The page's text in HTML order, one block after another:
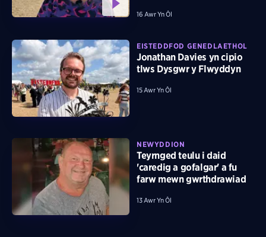
16 Awr Yn Ôl
EISTEDDFOD GENEDLAETHOL
Jonathan Davies yn cipio
tlws Dysgwr y Flwyddyn
15 Awr Yn Ôl
NEWYDDION
Teyrnged teulu i daid
'caredig a gofalgar' a fu
farw mewn gwrthdrawiad
13 Awr Yn Ôl